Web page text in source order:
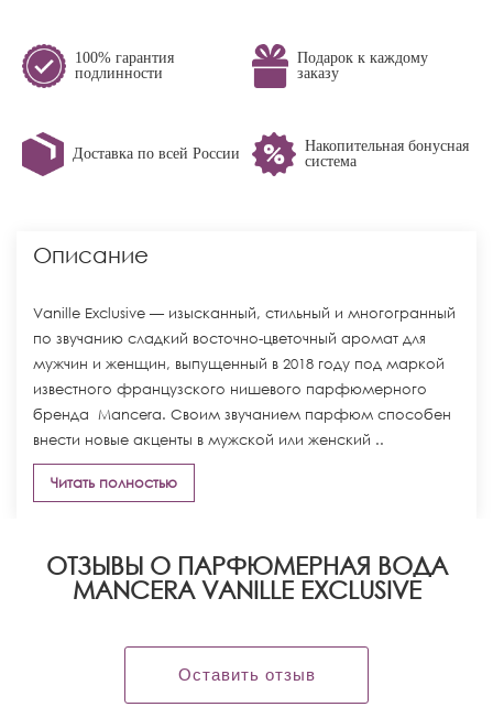
100% гарантия
подлинности
Подарок к каждому
заказу
Доставка по всей России
Накопительная бонусная
система
Описание
Vanille Exclusive — изысканный, стильный и многогранный
по звучанию сладкий восточно-цветочный аромат для
мужчин и женщин, выпущенный в 2018 году под маркой
известного французского нишевого парфюмерного
бренда Mancera. Своим звучанием парфюм способен
внести новые акценты в мужской или женский ..
Читать полностью
ОТЗЫВЫ О ПАРФЮМЕРНАЯ ВОДА
MANCERA VANILLE EXCLUSIVE
Оставить отзыв